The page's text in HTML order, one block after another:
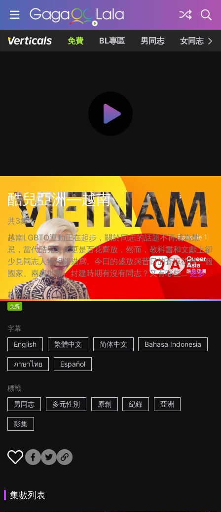
免費 BL專區 男同志 女同志
酷兒亞洲—越南
共3集
越南LGBTQ運動正在起步，關於同志的話題不再成為禁
忌，當代酷兒文化更是百花齊放，然而，教科書和文獻上卻
少見同志人物相關描寫。今日的盛放與昔日的蒼涼彷彿一個
國家、兩個世界。封建時期有沒有同志？又有哪些... 更多
越南2018
免費
字幕
English
繁體中文 简体中文 Bahasa Indonesia
ภาษาไทย Español
標籤
男同志
多元性別 原創 紀錄 亞洲
影集
集數列表